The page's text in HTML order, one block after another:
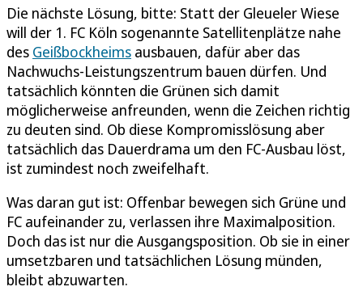
Die nächste Lösung, bitte: Statt der Gleueler Wiese
will der 1. FC Köln sogenannte Satellitenplätze nahe
des Geißbockheims ausbauen, dafür aber das
Nachwuchs-Leistungszentrum bauen dürfen. Und
tatsächlich könnten die Grünen sich damit
möglicherweise anfreunden, wenn die Zeichen richtig
zu deuten sind. Ob diese Kompromisslösung aber
tatsächlich das Dauerdrama um den FC-Ausbau löst,
ist zumindest noch zweifelhaft.
Was daran gut ist: Offenbar bewegen sich Grüne und
FC aufeinander zu, verlassen ihre Maximalposition.
Doch das ist nur die Ausgangsposition. Ob sie in einer
umsetzbaren und tatsächlichen Lösung münden,
bleibt abzuwarten.